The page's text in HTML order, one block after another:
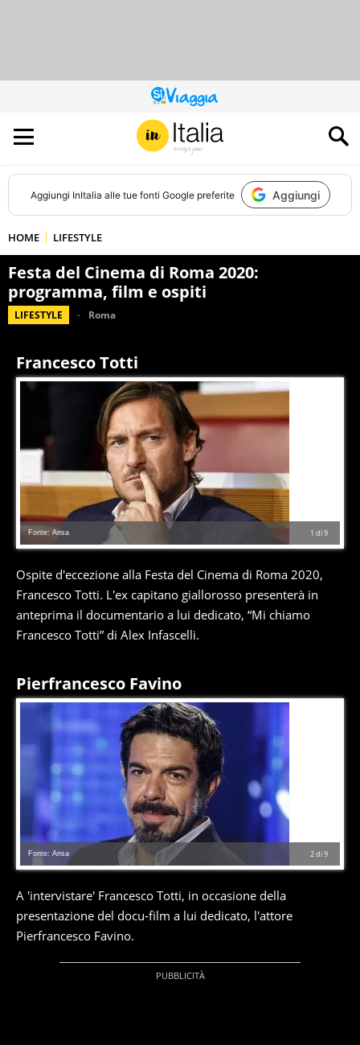
QUESTO
SITO
CONTRIBUISCE
ALL’AUDIENCE
DI
Aggiungi InItalia alle tue fonti Google preferite Aggiungi
HOME LIFESTYLE
Festa del Cinema di Roma 2020:
programma, film e ospiti
LIFESTYLE Roma
Francesco Totti
1 di9
Fonte: Ansa
Ospite d'eccezione alla Festa del Cinema di Roma 2020,
Francesco Totti. L'ex capitano giallorosso presenterà in
anteprima il documentario a lui dedicato, “Mi chiamo
Francesco Totti” di Alex Infascelli.
Pierfrancesco Favino
2di9
Fonte: Ansa
A 'intervistare' Francesco Totti, in occasione della
presentazione del docu-film a lui dedicato, l'attore
Pierfrancesco Favino.